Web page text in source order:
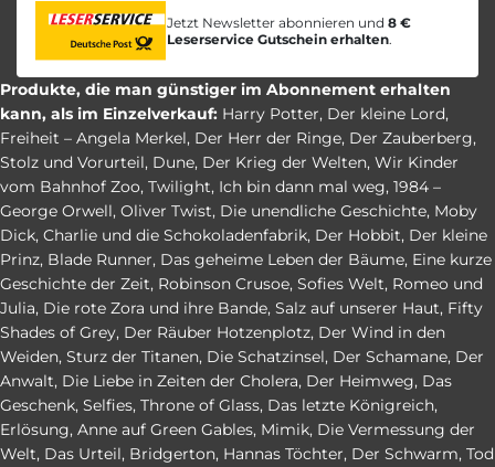
Jetzt Newsletter abonnieren und 8 €
Leserservice Gutschein erhalten.
Produkte, die man günstiger im Abonnement erhalten
kann, als im Einzelverkauf: Harry Potter, Der kleine Lord,
Freiheit – Angela Merkel, Der Herr der Ringe, Der Zauberberg,
Stolz und Vorurteil, Dune, Der Krieg der Welten, Wir Kinder
vom Bahnhof Zoo, Twilight, Ich bin dann mal weg, 1984 –
George Orwell, Oliver Twist, Die unendliche Geschichte, Moby
Dick, Charlie und die Schokoladenfabrik, Der Hobbit, Der kleine
Prinz, Blade Runner, Das geheime Leben der Bäume, Eine kurze
Geschichte der Zeit, Robinson Crusoe, Sofies Welt, Romeo und
Julia, Die rote Zora und ihre Bande, Salz auf unserer Haut, Fifty
Shades of Grey, Der Räuber Hotzenplotz, Der Wind in den
Weiden, Sturz der Titanen, Die Schatzinsel, Der Schamane, Der
Anwalt, Die Liebe in Zeiten der Cholera, Der Heimweg, Das
Geschenk, Selfies, Throne of Glass, Das letzte Königreich,
Erlösung, Anne auf Green Gables, Mimik, Die Vermessung der
Welt, Das Urteil, Bridgerton, Hannas Töchter, Der Schwarm, Tod